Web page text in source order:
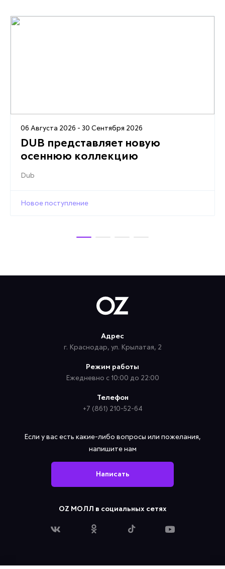
06 Августа 2026 - 30 Сентября 2026
DUB представляет новую
осеннюю коллекцию
Dub
Новое поступление
Адрес
г. Краснодар, ул. Крылатая, 2
Режим работы
Ежедневно с 10:00 до 22:00
Телефон
+7 (861) 210-52-64
Если у вас есть какие-либо вопросы или пожелания,
напишите нам
Написать
OZ МОЛЛ в социальных сетях